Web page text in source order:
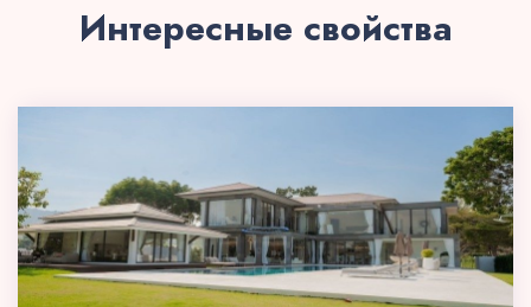
Интересные свойства